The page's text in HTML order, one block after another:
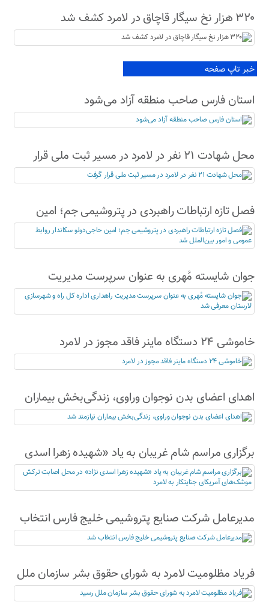
۳۲۰ هزار نخ سیگار قاچاق در لامرد کشف شد
خبر تاپ صفحه
استان فارس صاحب منطقه آزاد می‌شود
محل شهادت ۲۱ نفر در لامرد در مسیر ثبت ملی قرار
گرفت
فصل تازه ارتباطات راهبردی در پتروشیمی جم؛ امین
حاجی‌دولو سکاندار روابط عمومی و امور بین‌الملل شد
جوان شایسته مُهری به عنوان سرپرست مدیریت
راهداری اداره کل راه و شهرسازی لارستان معرفی شد
خاموشی ۲۴ دستگاه ماینر فاقد مجوز در لامرد
اهدای اعضای بدن نوجوان وراوی، زندگی‌بخش بیماران
نیازمند شد
برگزاری مراسم شام غریبان به یاد «شهیده زهرا اسدی
نژاد» در محل اصابت ترکش موشک‌های آمریکای
جنایتکار به لامرد
مدیرعامل شرکت صنایع پتروشیمی خلیج فارس انتخاب
شد
فریاد مظلومیت لامرد به شورای حقوق بشر سازمان ملل
رسید